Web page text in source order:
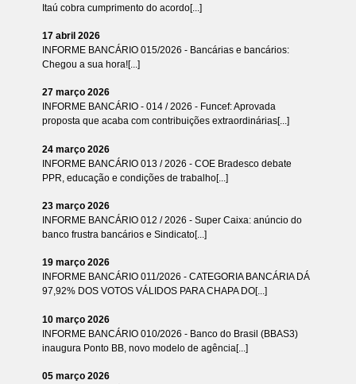
Itaú cobra cumprimento do acordo[...]
17 abril 2026
INFORME BANCÁRIO 015/2026 - Bancárias e bancários:
Chegou a sua hora![...]
27 março 2026
INFORME BANCÁRIO - 014 / 2026 - Funcef: Aprovada
proposta que acaba com contribuições extraordinárias[...]
24 março 2026
INFORME BANCÁRIO 013 / 2026 - COE Bradesco debate
PPR, educação e condições de trabalho[...]
23 março 2026
INFORME BANCÁRIO 012 / 2026 - Super Caixa: anúncio do
banco frustra bancários e Sindicato[...]
19 março 2026
INFORME BANCÁRIO 011/2026 - CATEGORIA BANCÁRIA DÁ
97,92% DOS VOTOS VÁLIDOS PARA CHAPA DO[...]
10 março 2026
INFORME BANCÁRIO 010/2026 - Banco do Brasil (BBAS3)
inaugura Ponto BB, novo modelo de agência[...]
05 março 2026